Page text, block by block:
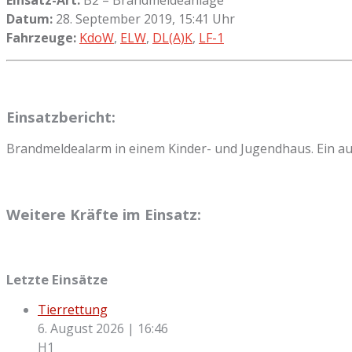
Datum: 28. September 2019, 15:41 Uhr
Fahrzeuge: KdoW, ELW, DL(A)K, LF-1
Einsatzbericht:
Brandmeldealarm in einem Kinder- und Jugendhaus. Ein
Weitere Kräfte im Einsatz:
Letzte Einsätze
Tierrettung
6. August 2026 | 16:46
H1